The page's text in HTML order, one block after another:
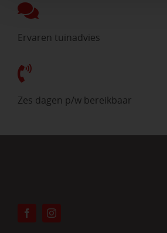
Ervaren tuinadvies
Zes dagen p/w bereikbaar